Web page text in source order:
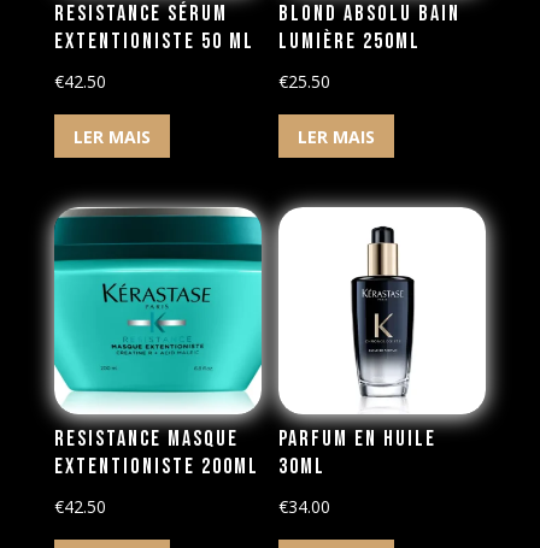
Resistance Sérum
Extentioniste 50 ml
€42.50
LER MAIS
Blond Absolu Bain
Lumière 250ml
€25.50
LER MAIS
Resistance Masque
Extentioniste 200ml
€42.50
Parfum en Huile
30ml
€34.00